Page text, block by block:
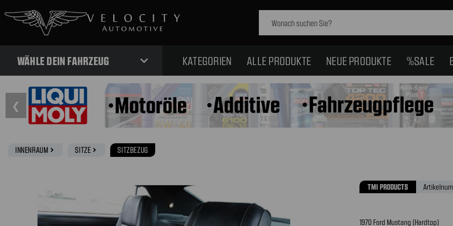
WÄHLE DEIN FAHRZEUG expand_more KATEGORIEN ALLE PRODUKTE NEUE PRODUKTE %SALE
❮
INNENRAUM navigate_next SITZE navigate_next SITZBEZUG
TMI PRODUCTS
1970 Ford Mustang (Hardtop)